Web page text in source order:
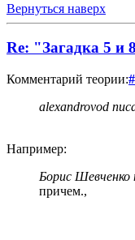
Вернуться наверх
Re: "Загадка 5 и
Комментарий теории:
alexandrovod
Например:
Борис Шевченко
причем.,